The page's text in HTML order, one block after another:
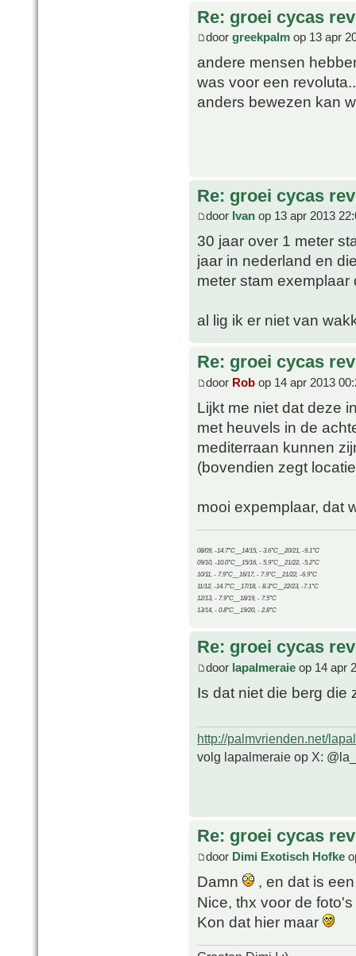
Re: groei cycas
door greekpalm op 13 apr
andere mensen
was voor een
anders bewezen kan
Re: groei cycas
door Ivan op 13 apr 2013
30 jaar over 1 meter
jaar in nederland en
meter stam
al lig ik er niet van
Re: groei cycas
door Rob op 14 apr 2013
Lijkt me niet dat deze
met heuvels in de
mediterraan kunnen
(bovendien zegt
mooi expemplaar, dat
08/09, -14.7°C__14/15, - 3.6°C__20/21, -9.1°C
09/10, -10.0°C__15/16, - 5.9°C__21/22, -5.2°C
10/11, - 7.9°C__16/17, - 7.9°C__21/22, -6.9°C
11/12, -14.7°C__17/18, - 8.3°C__22/23, -7.1°C
12/13, - 7.9°C__18/19, - 7.5°C
13/14, - 0.8°C__19/20, - 2.8°C
Re: groei cycas
door lapalmeraie op 14 apr
Is dat niet die berg
http://palmvrienden.net/
volg lapalmeraie op X:
Re: groei cycas
door Dimi Exotisch Hofke
Damn
, en dat is
Nice, thx voor de foto's
Kon dat hier maar